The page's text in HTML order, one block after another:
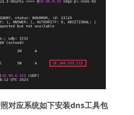
对应系统如下安装dns工具包